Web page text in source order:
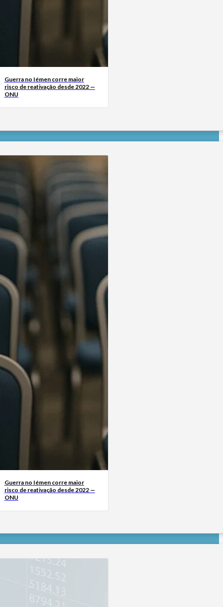
Guerra no Iémen corre maior
risco de reativação desde 2022 —
ONU
Guerra no Iémen corre maior
risco de reativação desde 2022 —
ONU